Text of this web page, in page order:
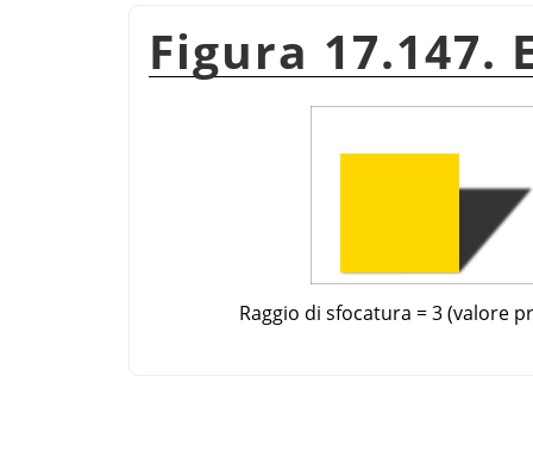
Figura 17.147.
Raggio di sfocatura = 3 (valore